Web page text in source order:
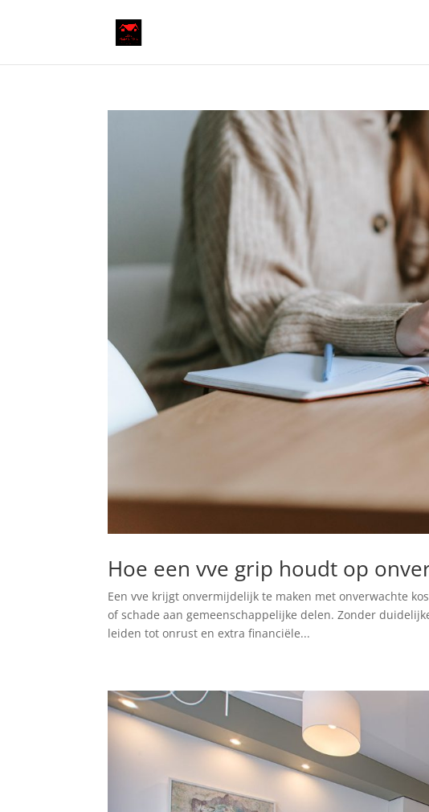
Hoe een vve grip houdt op
Een vve krijgt onvermijdelijk te maken met onverwachte
of schade aan gemeenschappelijke delen. Zonder
leiden tot onrust en extra financiële...